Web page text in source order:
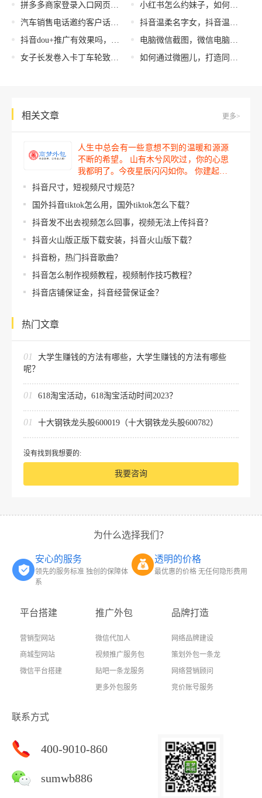
拼多多商家登录入口网页版，拼多多一件代发货源app
汽车销售电话邀约客户话术，汽车销售电话邀约客户话术模板？
抖音dou+推广有效果吗，抖音推广效果调研？
女子长发卷入卡丁车轮致头皮撕脱，女子长发卷入卡丁车轮致头皮撕脱骨折？
小红书怎么约妹子，如何在小红书约妹子？
抖音温柔名字女，抖音温柔名字女网名？
电脑微信截图，微信电脑版截图教程？
如何通过微圈儿，打造同城信息O2O平台
相关文章 更多>
人生中总会有一些意想不到的温暖和源源
不断的希望。 山有木兮风吹过，你的心思
我都明了。今夜星辰闪闪如你。 你建起…
抖音尺寸，短视频尺寸规范？
国外抖音tiktok怎么用，国外tiktok怎么下载？
抖音发不出去视频怎么回事，视频无法上传抖音？
抖音火山版正版下载安装，抖音火山版下载？
抖音粉，热门抖音歌曲？
抖音怎么制作视频教程，视频制作技巧教程？
抖音店铺保证金，抖音经营保证金？
热门文章
01
大学生赚钱的方法有哪些，大学生赚钱的方法有哪些
呢？
01 618淘宝活动，618淘宝活动时间2023？
01 十大钢铁龙头股600019（十大钢铁龙头股600782）
没有找到我想要的:
我要咨询
为什么选择我们？
安心的服务
领先的服务标准 独创的保障体
系
透明的价格
最优惠的价格 无任何隐形费用
平台搭建
营销型网站
商城型网站
微信平台搭建
推广外包
微信代加人
视频推广服务包
贴吧一条龙服务
更多外包服务
品牌打造
网络品牌建设
策划外包一条龙
网络营销顾问
竞价账号服务
联系方式
400-9010-860
sumwb886